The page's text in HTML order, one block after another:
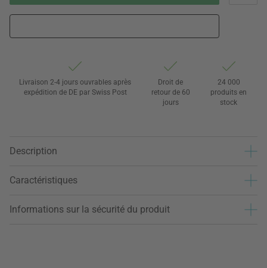
Livraison 2-4 jours ouvrables après
expédition de DE par Swiss Post
Droit de
retour de 60
jours
24 000
produits en
stock
Description
Caractéristiques
Informations sur la sécurité du produit